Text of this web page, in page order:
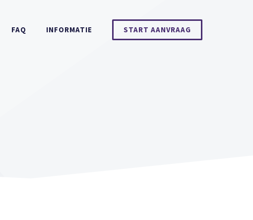
FAQ INFORMATIE START AANVRAAG